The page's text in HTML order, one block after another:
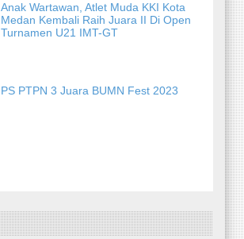
Anak Wartawan, Atlet Muda KKI Kota
Medan Kembali Raih Juara II Di Open
Turnamen U21 IMT-GT
PS PTPN 3 Juara BUMN Fest 2023